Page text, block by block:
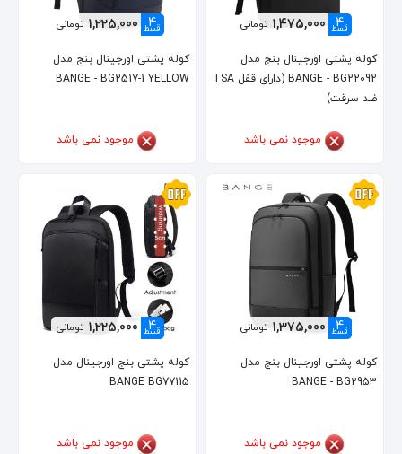
4
قسط 1,475,000 تومانی
کوله پشتی اورجینال بنج مدل
BANGE - BG22092 (دارای قفل TSA
ضد سرقت)
موجود نمی باشد
4
قسط 1,225,000 تومانی
کوله پشتی اورجینال بنج مدل
BANGE - BG2517-1 YELLOW
موجود نمی باشد
4
قسط 1,375,000 تومانی
کوله پشتی اورجینال بنج مدل
BANGE - BG2953
موجود نمی باشد
4
قسط 1,225,000 تومانی
کوله پشتی بنج اورجینال مدل
BANGE BG77115
موجود نمی باشد